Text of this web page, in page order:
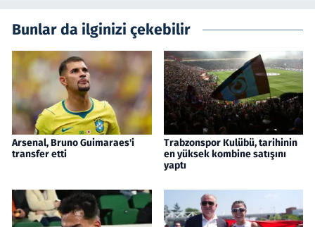
Bunlar da ilginizi çekebilir
Arsenal, Bruno Guimaraes'i
transfer etti
Trabzonspor Kulübü, tarihinin
en yüksek kombine satışını
yaptı